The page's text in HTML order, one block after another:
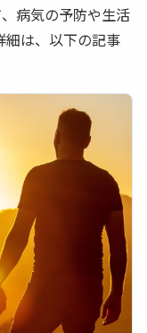
病気の予防や生活
細は、以下の記事